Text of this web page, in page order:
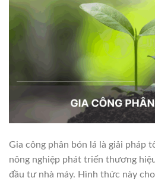
Gia công phân bón lá là giải pháp
nông nghiệp phát triển thương
đầu tư nhà máy. Hình thức này